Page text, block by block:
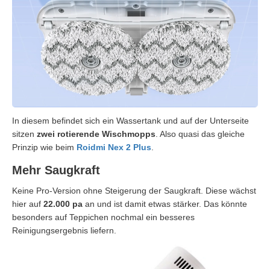
In diesem befindet sich ein Wassertank und auf der Unterseite
sitzen zwei rotierende Wischmopps . Also quasi das gleiche
Prinzip wie beim Roidmi Nex 2 Plus
Mehr Saugkraft
Keine Pro-Version ohne Steigerung der Saugkraft. Diese wächst
hier auf 22.000 pa an und ist damit etwas stärker. Das könnte
besonders auf Teppichen nochmal ein besseres
Reinigungsergebnis liefern.